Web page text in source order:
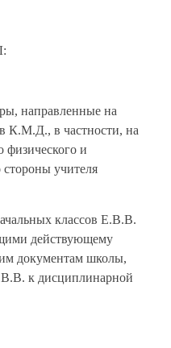
направленные на
К.М.Д., в частности, на
физического и
стороны учителя
классов Е.В.В.
действующему
документам школы,
к дисциплинарной